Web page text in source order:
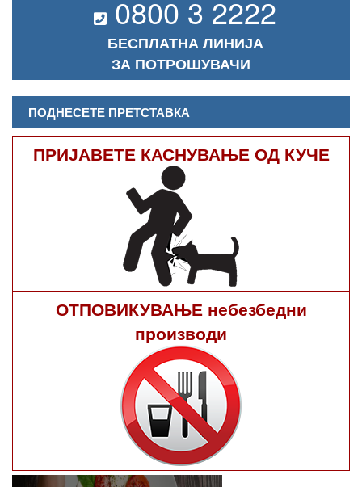
0800 3 2222
БЕСПЛАТНА ЛИНИЈА
ЗА ПОТРОШУВАЧИ
ПОДНЕСЕТЕ ПРЕТСТАВКА
ПРИЈАВЕТЕ КАСНУВАЊЕ ОД КУЧЕ
ОТПОВИКУВАЊЕ небезбедни
производи